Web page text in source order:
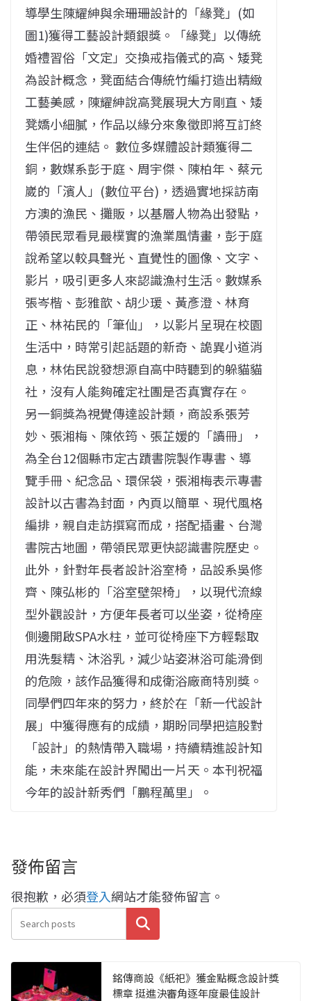
導學生陳耀紳與余珊珊設計的「緣凳」(如
圖1)獲得工藝設計類銀獎。「緣凳」以傳統
婚禮習俗「文定」交換戒指儀式的高、矮凳
為設計概念，凳面結合傳統竹編打造出精緻
工藝美感，陳耀紳說高凳展現大方剛直、矮
凳嬌小細膩，作品以緣分來象徵即將互訂終
生伴侶的連結。 數位多媒體設計類獲得二
銅，數媒系彭于庭、周宇傑、陳柏年、蔡元
崴的「濱人」(數位平台)，透過實地採訪南
方澳的漁民、攤販，以基層人物為出發點，
帶領民眾看見最樸實的漁業風情畫，彭于庭
說希望以較具聲光、直覺性的圖像、文字、
影片，吸引更多人來認識漁村生活。數媒系
張岑楷、彭雅歆、胡少瑗、黃彥澄、林育
正、林祐民的「筆仙」，以影片呈現在校園
生活中，時常引起話題的新奇、詭異小道消
息，林佑民說發想源自高中時聽到的躲貓貓
社，沒有人能夠確定社團是否真實存在。
另一銅獎為視覺傳達設計類，商設系張芳
妙、張湘梅、陳依筠、張芷媛的「讀冊」，
為全台12個縣市定古蹟書院製作專書、導
覽手冊、紀念品、環保袋，張湘梅表示專書
設計以古書為封面，內頁以簡單、現代風格
編排，親自走訪撰寫而成，搭配插畫、台灣
書院古地圖，帶領民眾更快認識書院歷史。
此外，針對年長者設計浴室椅，品設系吳修
齊、陳弘彬的「浴室壁架椅」，以現代流線
型外觀設計，方便年長者可以坐姿，從椅座
側邊開啟SPA水柱，並可從椅座下方輕鬆取
用洗髮精、沐浴乳，減少站姿淋浴可能滑倒
的危險，該作品獲得和成衛浴廠商特別獎。
同學們四年來的努力，終於在「新一代設計
展」中獲得應有的成績，期盼同學把這股對
「設計」的熱情帶入職場，持續精進設計知
能，未來能在設計界闖出一片天。本刊祝福
今年的設計新秀們「鵬程萬里」。
發佈留言
很抱歉，必須登入網站才能發佈留言。
搜尋
銘傳商設《紙祀》獲金點概念設計獎
標章 挺進決審角逐年度最佳設計